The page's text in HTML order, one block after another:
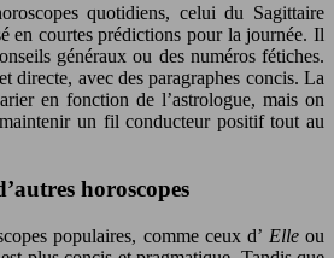
quotidiens, celui du Sagittaire
en courtes prédictions pour la journée. Il
généraux ou des numéros fétiches.
directe, avec des paragraphes concis. La
en fonction de l’astrologue, mais on
un fil conducteur positif tout au
horoscopes
populaires, comme ceux d’ Elleou